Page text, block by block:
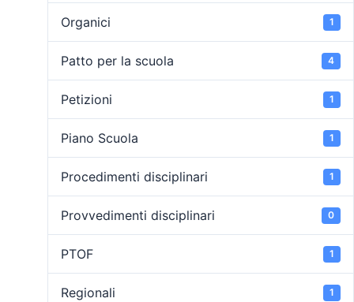
Organici 1
Patto per la scuola 4
Petizioni 1
Piano Scuola 1
Procedimenti disciplinari 1
Provvedimenti disciplinari 0
PTOF 1
Regionali 1